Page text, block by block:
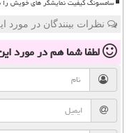
نظرات بینندگان در مورد
لطفا شما همدر مورد